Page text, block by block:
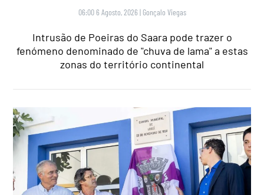
06:00 6 Agosto, 2026 | Gonçalo Viegas
Intrusão de Poeiras do Saara pode trazer o
fenómeno denominado de "chuva de lama" a estas
zonas do território continental